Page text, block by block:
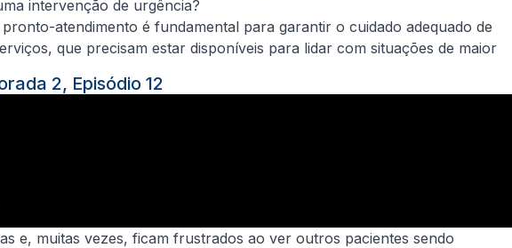
intervenção de urgência?
atendimento é fundamental para garantir o cuidado adequado de
que precisam estar disponíveis para lidar com situações de maior
2, Episódio 12
e, muitas vezes, ficam frustrados ao ver outros pacientes sendo